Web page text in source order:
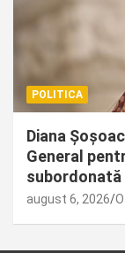
POLITICA
Diana
General
subordonată
august 6, 2026